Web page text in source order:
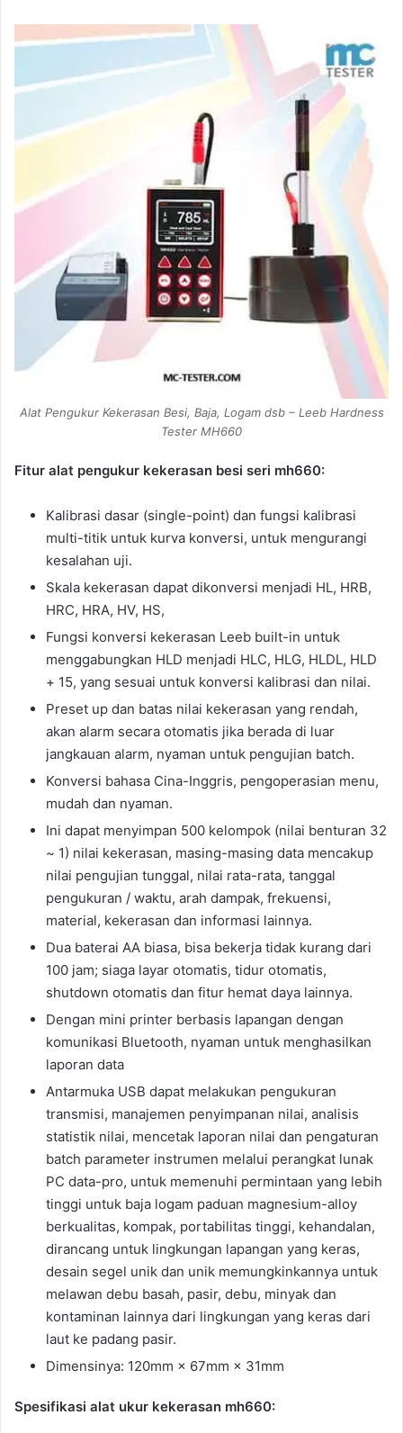
Alat Pengukur Kekerasan Besi, Baja, Logam dsb – Leeb Hardness
Tester MH660
Fitur alat pengukur kekerasan besi seri mh660:
Kalibrasi dasar (single-point) dan fungsi kalibrasi
multi-titik untuk kurva konversi, untuk mengurangi
kesalahan uji.
Skala kekerasan dapat dikonversi menjadi HL, HRB,
HRC, HRA, HV, HS,
Fungsi konversi kekerasan Leeb built-in untuk
menggabungkan HLD menjadi HLC, HLG, HLDL, HLD
+ 15, yang sesuai untuk konversi kalibrasi dan nilai.
Preset up dan batas nilai kekerasan yang rendah,
akan alarm secara otomatis jika berada di luar
jangkauan alarm, nyaman untuk pengujian batch.
Konversi bahasa Cina-Inggris, pengoperasian menu,
mudah dan nyaman.
Ini dapat menyimpan 500 kelompok (nilai benturan 32
~ 1) nilai kekerasan, masing-masing data mencakup
nilai pengujian tunggal, nilai rata-rata, tanggal
pengukuran / waktu, arah dampak, frekuensi,
material, kekerasan dan informasi lainnya.
Dua baterai AA biasa, bisa bekerja tidak kurang dari
100 jam; siaga layar otomatis, tidur otomatis,
shutdown otomatis dan fitur hemat daya lainnya.
Dengan mini printer berbasis lapangan dengan
komunikasi Bluetooth, nyaman untuk menghasilkan
laporan data
Antarmuka USB dapat melakukan pengukuran
transmisi, manajemen penyimpanan nilai, analisis
statistik nilai, mencetak laporan nilai dan pengaturan
batch parameter instrumen melalui perangkat lunak
PC data-pro, untuk memenuhi permintaan yang lebih
tinggi untuk baja logam paduan magnesium-alloy
berkualitas, kompak, portabilitas tinggi, kehandalan,
dirancang untuk lingkungan lapangan yang keras,
desain segel unik dan unik memungkinkannya untuk
melawan debu basah, pasir, debu, minyak dan
kontaminan lainnya dari lingkungan yang keras dari
laut ke padang pasir.
Dimensinya: 120mm × 67mm × 31mm
Spesifikasi alat ukur kekerasan mh660: